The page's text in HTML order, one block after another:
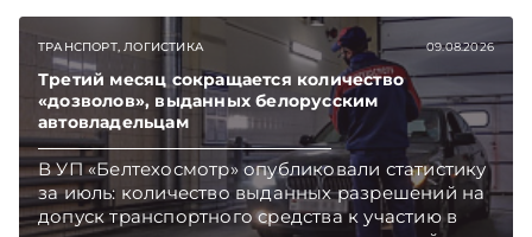
ТРАНСПОРТ, ЛОГИСТИКА 09.08.2026
Третий месяц сокращается количество
«дозволов», выданных белорусским
автовладельцам
В УП «Белтехосмотр» опубликовали статистику
за июль: количество выданных разрешений на
допуск транспортного средства к участию в